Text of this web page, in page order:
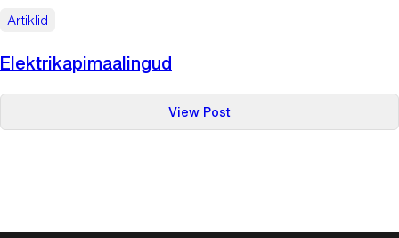
Artiklid
Elektrikapimaalingud
View Post:
Elektrikapimaalingud